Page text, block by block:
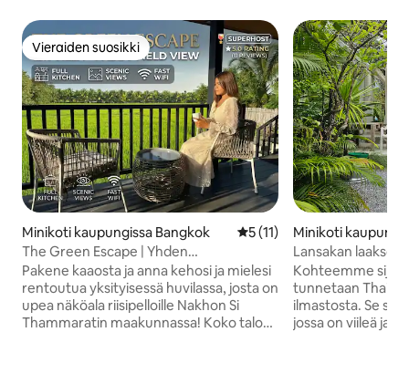
Vieraiden suosikki
Vieraiden suosikki
Minikoti kaupungissa Bangkok Keskimääräinen arvio 5/5,
5 (11)
The Green Escape | Yhden
makuuhuoneen yksityinen huvila ja
näkymä riisipellolle
Pakene kaaosta ja anna kehosi ja mielesi
rentoutua yksityisessä huvilassa, josta on
upea näköala riisipelloille Nakhon Si
Thammaratin maakunnassa! Koko talo
Minikoti
Lansakan
Kohteemme
tunnetaan
ilmastosta. Se
jossa on viileä ja